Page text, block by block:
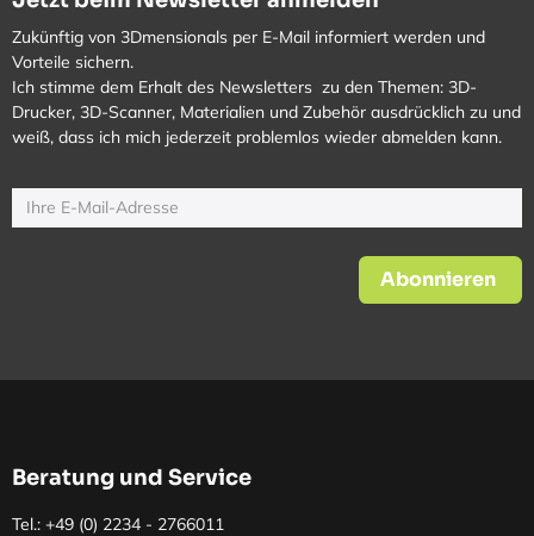
Zukünftig von 3Dmensionals per E-Mail informiert werden und
Vorteile sichern.
Ich stimme dem Erhalt des Newsletters zu den Themen: 3D-
Drucker, 3D-Scanner, Materialien und Zubehör ausdrücklich zu und
weiß, dass ich mich jederzeit problemlos wieder abmelden kann.
Abonnieren
Beratung und Service
Tel.: +49 (0) 2234 - 2766011